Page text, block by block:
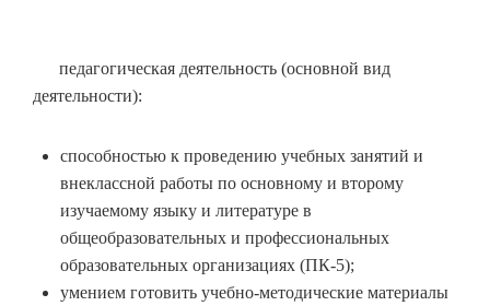
педагогическая деятельность (основной вид
деятельности):
способностью к проведению учебных занятий и
внеклассной работы по основному и второму
изучаемому языку и литературе в
общеобразовательных и профессиональных
образовательных организациях (ПК-5);
умением готовить учебно-методические материалы